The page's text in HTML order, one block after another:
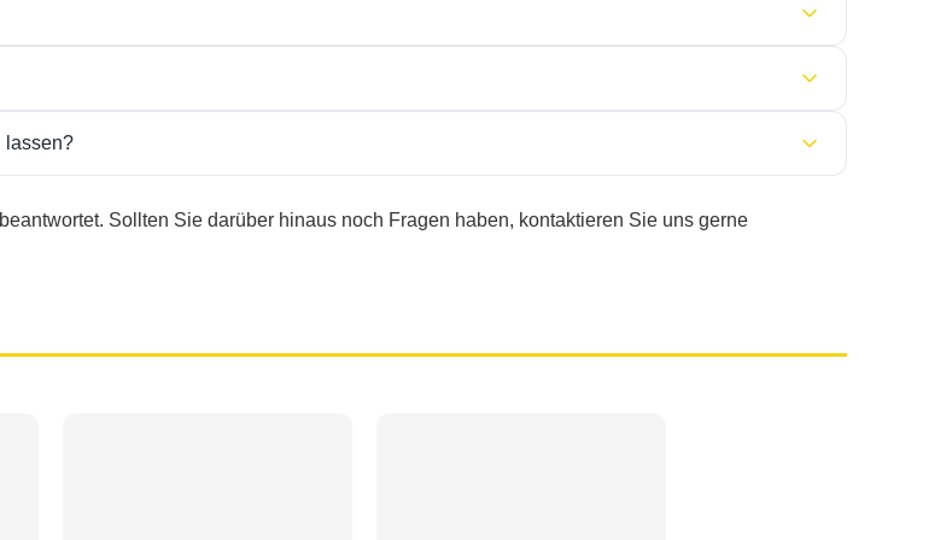
lassen?
eine deutliche Verbesserung der Lebensqualitätangestrebt.
beantwortet. Sollten Sie darüber hinaus noch Fragen haben, kontaktieren Sie uns gerne